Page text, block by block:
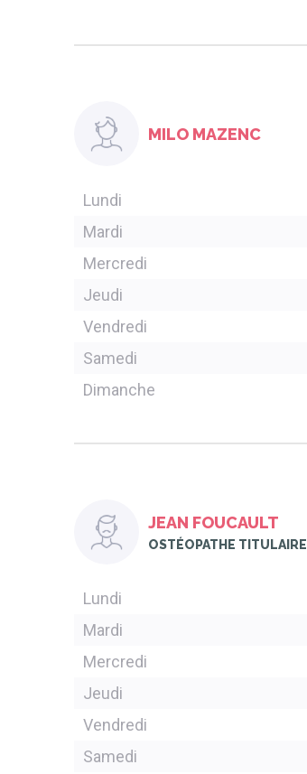
MILO MAZENC
Lundi
Mardi
Mercredi
Jeudi
Vendredi
Samedi
Dimanche
JEAN FOUCAULT
OSTÉOPATHE TITULAIRE
Lundi
Mardi
Mercredi
Jeudi
Vendredi
Samedi